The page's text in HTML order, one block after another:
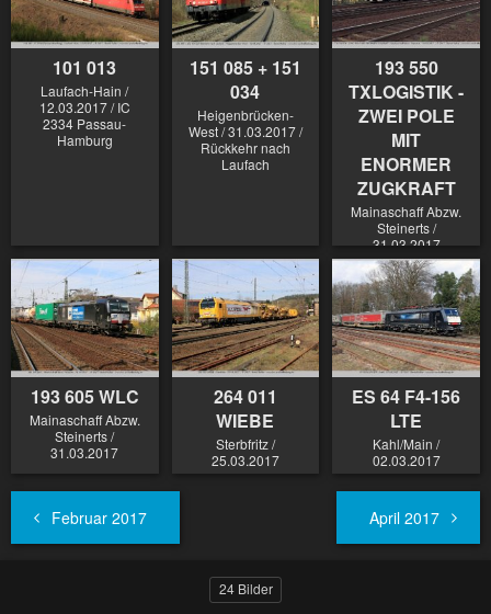
101 013
Laufach-Hain /
12.03.2017 / IC
2334 Passau-
Hamburg
151 085 + 151
034
Heigenbrücken-
West / 31.03.2017 /
Rückkehr nach
Laufach
193 550
TXLOGISTIK -
ZWEI POLE
MIT
ENORMER
ZUGKRAFT
Mainaschaff Abzw.
Steinerts /
31.03.2017
193 605 WLC
Mainaschaff Abzw.
Steinerts /
31.03.2017
264 011
WIEBE
Sterbfritz /
25.03.2017
ES 64 F4-156
LTE
Kahl/Main /
02.03.2017
Februar 2017 April 2017
24 Bilder